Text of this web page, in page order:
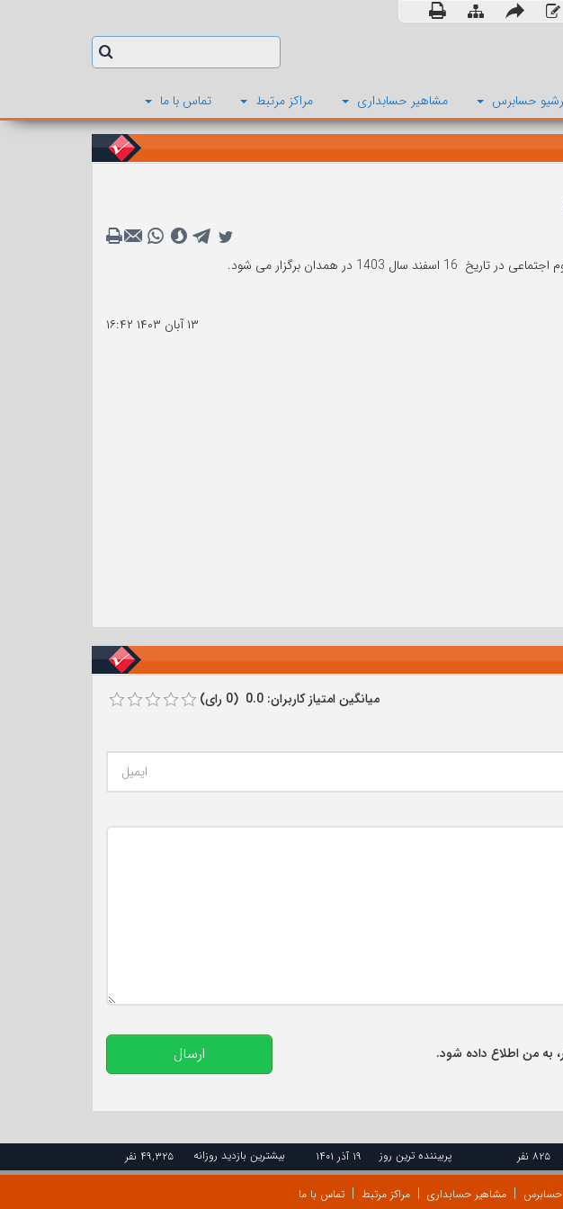
حسابرس مشاهیر حسابداری مراکز مرتبط تماس با ما
در همدان برگزار می شود.
۱۳ آبان ۱۴۰۳
۱۶:۴۲
میانگین امتیاز کاربران: 0.0 (0 رای)
به من اطلاع داده شود. ارسال
۸۲۵ نفر پربیننده ترین روز ۱۹ آذر ۱۴۰۱ بیشترین بازدید روزانه ۴۹,۳۲۵ نفر
حسابرس مشاهیر حسابداری مراکز مرتبط تماس با ما